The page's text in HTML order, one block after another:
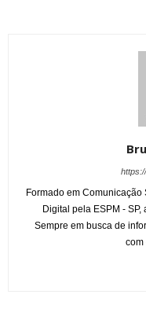
Formado em
Digital pela ESPM -
Sempre em busca de
com